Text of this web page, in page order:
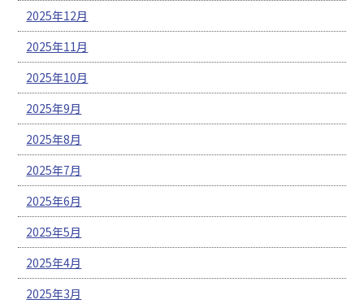
2025年12月
2025年11月
2025年10月
2025年9月
2025年8月
2025年7月
2025年6月
2025年5月
2025年4月
2025年3月